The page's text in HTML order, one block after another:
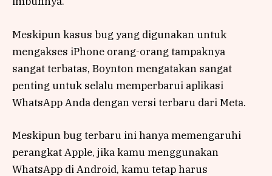
Meskipun kasus bug yang digunakan untuk
mengakses iPhone orang-orang tampaknya
sangat terbatas, Boynton mengatakan sangat
penting untuk selalu memperbarui aplikasi
WhatsApp Anda dengan versi terbaru dari Meta.
Meskipun bug terbaru ini hanya memengaruhi
perangkat Apple, jika kamu menggunakan
WhatsApp di Android, kamu tetap harus